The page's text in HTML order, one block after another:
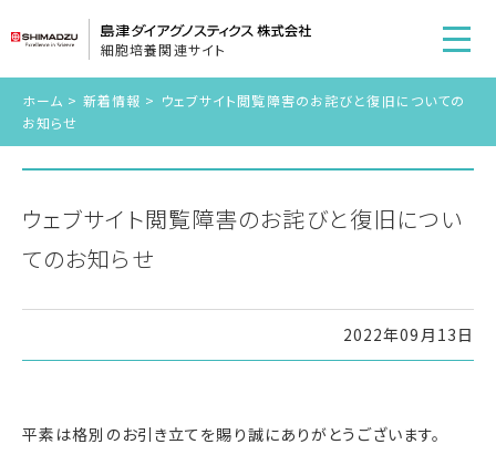
細胞培養関連サイト
ホーム > 新着情報 > ウェブサイト閲覧障害のお詫びと復旧についての
お知らせ
ウェブサイト閲覧障害のお詫びと復旧につい
てのお知らせ
2022年09月13日
平素は格別のお引き立てを賜り誠にありがとうございます。